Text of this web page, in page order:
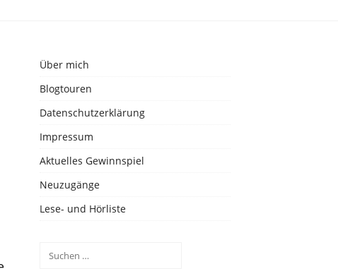
Über mich
Blogtouren
Datenschutzerklärung
Impressum
Aktuelles Gewinnspiel
Neuzugänge
Lese- und Hörliste
Suchen